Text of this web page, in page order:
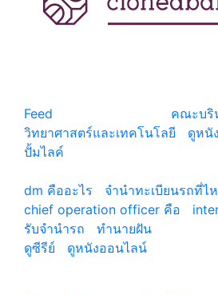
Feed
คณะบริ
วิทยาศาสตร์และเทคโนโลยี
ดูหนั
ปั้มไลค์
dm คืออะไร
จํานําทะเบียนรถที่ไ
chief operation officer คือ
รับจํานํารถ
ทํานายฝัน
ดูซีรีย์
ดูหนังออนไลน์